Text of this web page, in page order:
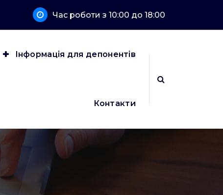
Час роботи з 10:00 до 18:00
Інформація для депонентів
Контакти